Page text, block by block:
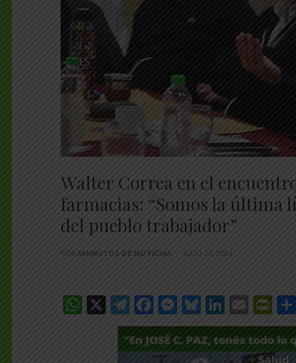
Walter Correa en el
farmacias: “Somos la última
del pueblo trabajador”
POR 5MINUTOS DE NOTICIAS JULIO 23, 2024
WhatsApp
X Telegram
Facebook
Messenger
Bluesky
LinkedIn
Email